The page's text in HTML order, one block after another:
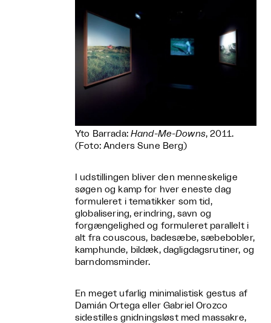
Yto Barrada: Hand-Me-Downs, 2011.
(Foto: Anders Sune Berg)
I udstillingen bliver den menneskelige
søgen og kamp for hver eneste dag
formuleret i tematikker som tid,
globalisering, erindring, savn og
forgængelighed og formuleret parallelt i
alt fra couscous, badesæbe, sæbebobler,
kamphunde, bildæk, dagligdagsrutiner, og
barndomsminder.
En meget ufarlig minimalistisk gestus af
Damián Ortega eller Gabriel Orozco
sidestilles gnidningsløst med massakre,